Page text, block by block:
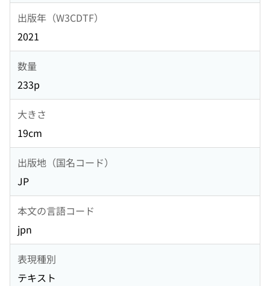
出版年（W3CDTF）
2021
数量
233p
大きさ
19cm
出版地（国名コード）
JP
本文の言語コード
jpn
表現種別
テキスト